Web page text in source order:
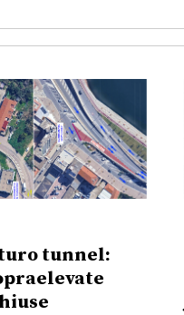
tunnel: